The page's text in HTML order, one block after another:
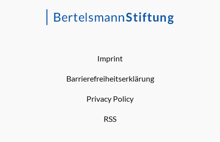
Imprint
Barrierefreiheitserklärung
Privacy Policy
RSS